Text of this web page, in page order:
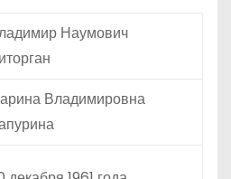
Наумович
Владимировна